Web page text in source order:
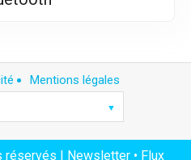
Mentions légales
réservés | Newsletter • Flux